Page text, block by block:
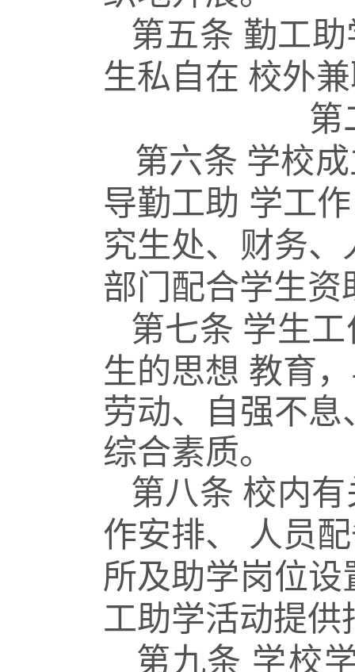
第五条 勤工
生私自在 校外
第
第六条 学校
导勤工助 学工
究生处、财务
部门配合学生
第七条 学生
生的思想 教育
劳动、自强不息
综合素质。
第八条 校内
作安排、
人员
所及助学岗位设
工助学活动提
第九条 学校